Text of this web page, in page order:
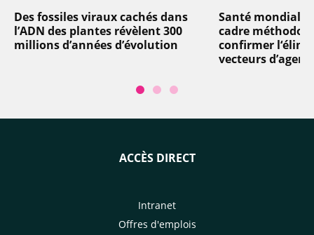
Des fossiles viraux cachés dans
l’ADN des plantes révèlent 300
millions d’années d’évolution
Santé mondiale
cadre
confirmer
vecteurs
ACCÈS DIRECT
Intranet
Offres d'emplois